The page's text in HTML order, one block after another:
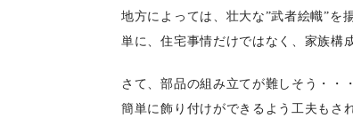
地方によっては、壮大な”武者絵幟”を
単に、住宅事情だけではなく、家族構
さて、部品の組み立てが難しそう・・
簡単に飾り付けができるよう工夫もさ